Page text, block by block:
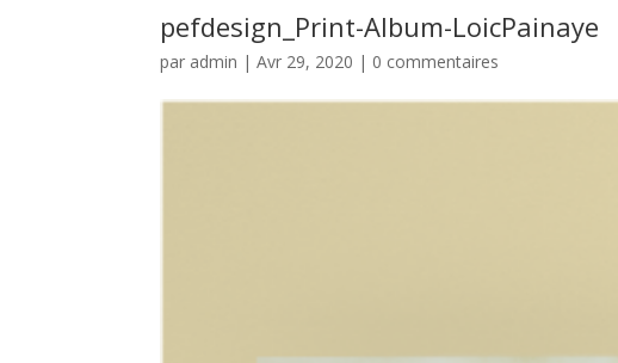
pefdesign_Print-Album-LoicPainaye
par admin |Avr 29, 2020 | 0 commentaires